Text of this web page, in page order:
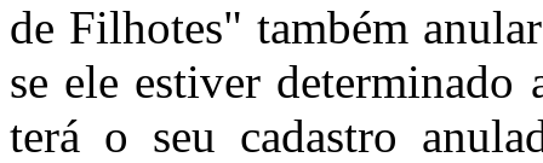
de Filhotes" também
se ele estiver
terá o seu cadastro